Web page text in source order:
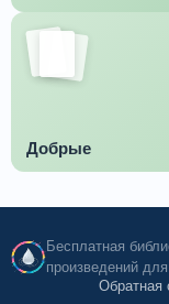
Добрые
Бесплатная
произведений
Обратная